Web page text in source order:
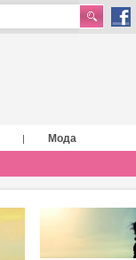
|
Мода